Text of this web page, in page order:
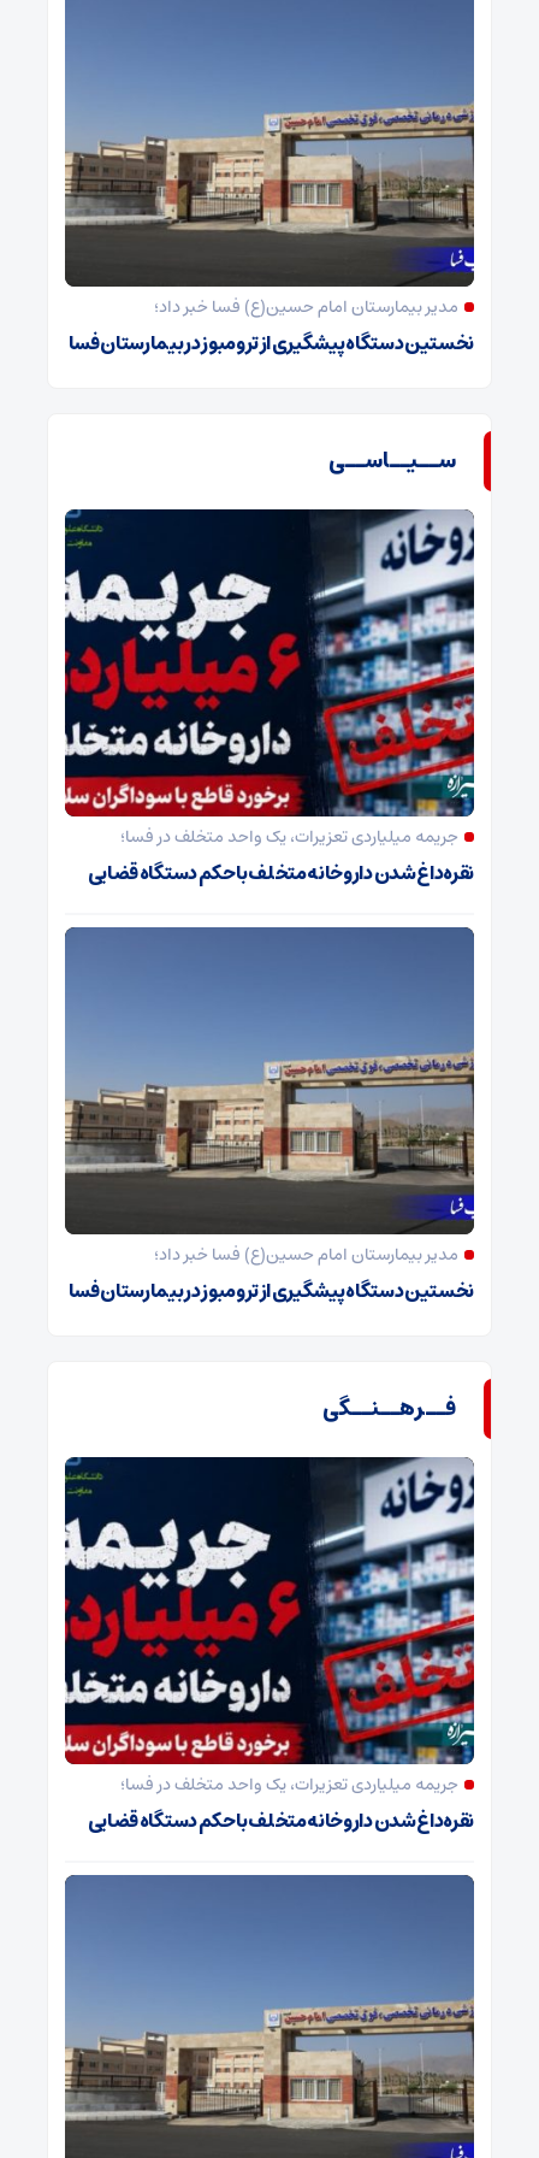
مدیر بیمارستان امام حسین(ع) فسا خبر داد؛
نخستین دستگاه پیشگیری از ترومبوز در بیمارستان فسا
ســیــاســی
جریمه میلیاردی تعزیرات، یک واحد متخلف در فسا؛
نقره‌داغ شدن داروخانه متخلف با حکم دستگاه قضایی
مدیر بیمارستان امام حسین(ع) فسا خبر داد؛
نخستین دستگاه پیشگیری از ترومبوز در بیمارستان فسا
فــرهــنــگی
جریمه میلیاردی تعزیرات، یک واحد متخلف در فسا؛
نقره‌داغ شدن داروخانه متخلف با حکم دستگاه قضایی